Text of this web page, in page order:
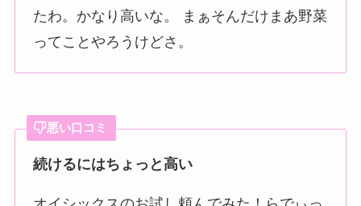
たわ。かなり高いな。 まぁそんだけまあ野菜
ってことやろうけどさ。
悪い口コミ
続けるにはちょっと高い